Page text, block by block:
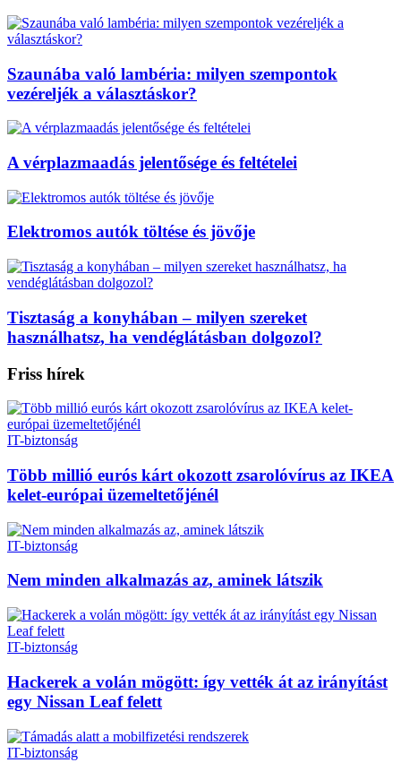
Szaunába való lambéria: milyen szempontok
vezéreljék a választáskor?
A vérplazmaadás jelentősége és feltételei
Elektromos autók töltése és jövője
Tisztaság a konyhában – milyen szereket
használhatsz, ha vendéglátásban dolgozol?
Friss hírek
IT-biztonság
Több millió eurós kárt okozott zsarolóvírus az IKEA
kelet-európai üzemeltetőjénél
IT-biztonság
Nem minden alkalmazás az, aminek látszik
IT-biztonság
Hackerek a volán mögött: így vették át az irányítást
egy Nissan Leaf felett
IT-biztonság